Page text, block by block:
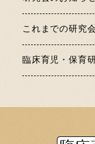
これまでの研究
臨床育児・保育